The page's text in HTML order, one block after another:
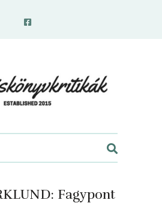
Fagypont